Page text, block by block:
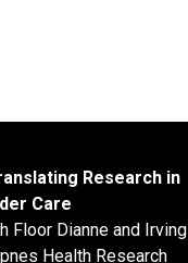
Research in
Care
Floor Dianne and Irving
Health Research